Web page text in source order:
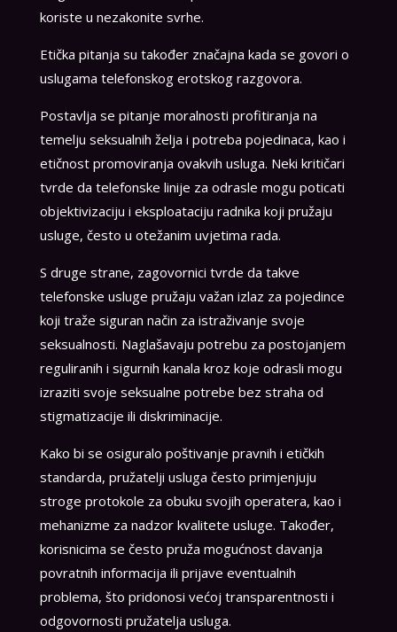
koriste u nezakonite svrhe.
Etička pitanja su također značajna kada se govori o
uslugama telefonskog erotskog razgovora.
Postavlja se pitanje moralnosti profitiranja na
temelju seksualnih želja i potreba pojedinaca, kao i
etičnost promoviranja ovakvih usluga. Neki kritičari
tvrde da telefonske linije za odrasle mogu poticati
objektivizaciju i eksploataciju radnika koji pružaju
usluge, često u otežanim uvjetima rada.
S druge strane, zagovornici tvrde da takve
telefonske usluge pružaju važan izlaz za pojedince
koji traže siguran način za istraživanje svoje
seksualnosti. Naglašavaju potrebu za postojanjem
reguliranih i sigurnih kanala kroz koje odrasli mogu
izraziti svoje seksualne potrebe bez straha od
stigmatizacije ili diskriminacije.
Kako bi se osiguralo poštivanje pravnih i etičkih
standarda, pružatelji usluga često primjenjuju
stroge protokole za obuku svojih operatera, kao i
mehanizme za nadzor kvalitete usluge. Također,
korisnicima se često pruža mogućnost davanja
povratnih informacija ili prijave eventualnih
problema, što pridonosi većoj transparentnosti i
odgovornosti pružatelja usluga.